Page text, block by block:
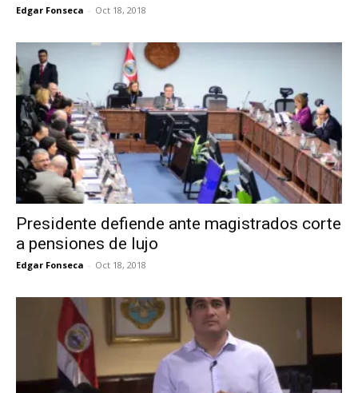
Edgar Fonseca - Oct 18, 2018
Presidente defiende ante magistrados corte
a pensiones de lujo
Edgar Fonseca - Oct 18, 2018